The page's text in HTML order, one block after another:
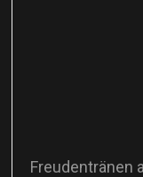
Freudentränen